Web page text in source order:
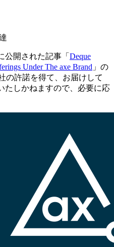
公開された記事「 Deque
Under The axe Brand 」の
の許諾を得て、お届けして
たしかねますので、必要に応